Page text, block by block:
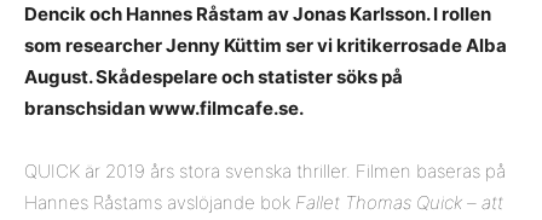
Dencik och Hannes Råstam av Jonas Karlsson. I rollen
som researcher Jenny Küttim ser vi kritikerrosade Alba
August. Skådespelare och statister söks på
branschsidan www.filmcafe.se.
QUICK är 2019 års stora svenska thriller. Filmen baseras på
Hannes Råstams avslöjande bok Fallet Thomas Quick – att